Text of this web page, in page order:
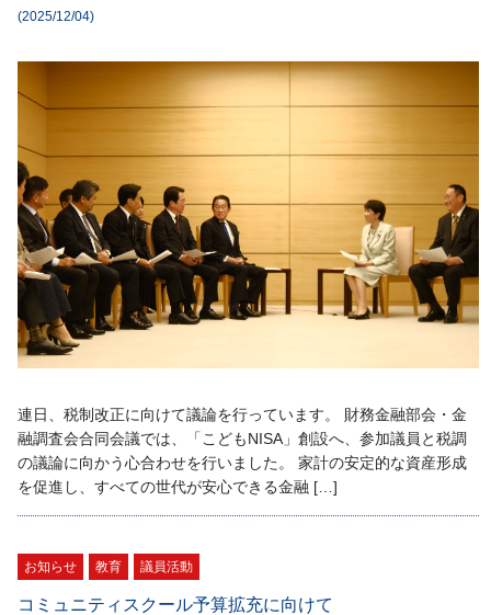
(2025/12/04)
連日、税制改正に向けて議論を行っています。 財務金融部会・金
融調査会合同会議では、「こどもNISA」創設へ、参加議員と税調
の議論に向かう心合わせを行いました。 家計の安定的な資産形成
を促進し、すべての世代が安心できる金融 […]
お知らせ 教育 議員活動
コミュニティスクール予算拡充に向けて